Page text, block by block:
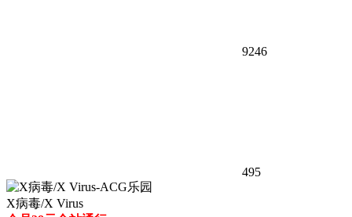
9246
495
X病毒/X Virus